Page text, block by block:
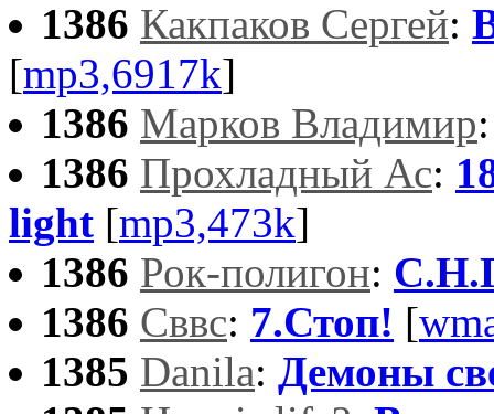
1386 Какпаков Сергей:
[mp3,6917k]
1386 Марков Владимир
1386 Прохладный Ас:
light [mp3,473k]
1386 Рок-полигон:
1386 Сввс: 7.Стоп! [
1385 Danila: Демоны